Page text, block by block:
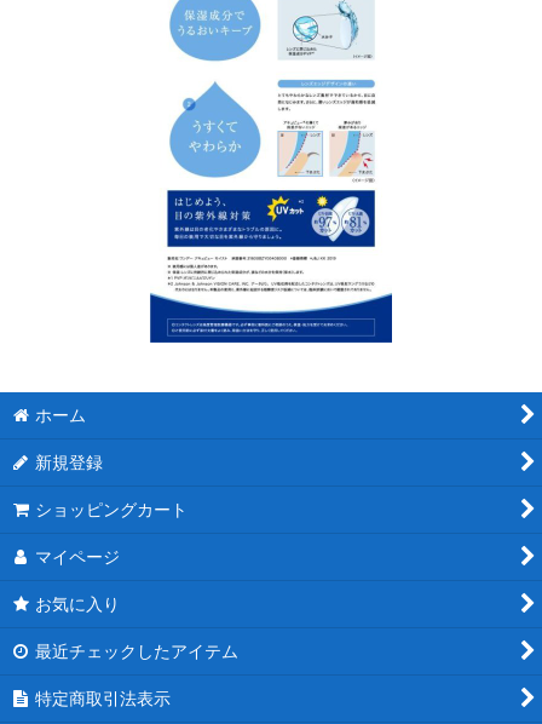
ホーム
新規登録
ショッピングカート
マイページ
お気に入り
最近チェックしたアイテム
特定商取引法表示